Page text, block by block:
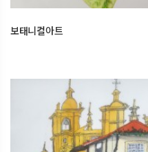
보태니컬아트